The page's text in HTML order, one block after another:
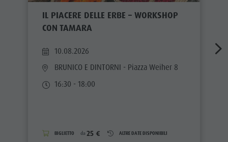
IL PIACERE DELLE ERBE – WORKSHOP
CON TAMARA
10.08.2026
BRUNICO E DINTORNI - Piazza Weiher 8
16:30 - 18:00
BIGLIETTO da 25 € ALTRE DATE DISPONIBILI